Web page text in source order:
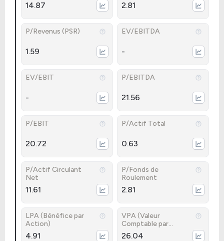
14.87 2.81
P/Revenus (PSR)
1.59
EV/EBITDA
-
EV/EBIT
-
P/EBITDA
21.56
P/EBIT
20.72
P/Actif Total
0.63
P/Actif Circulant
Net
11.61
P/Fonds de
Roulement
2.81
LPA (Bénéfice par
Action)
4.91
VPA (Valeur
Comptable par
Action)
26.04